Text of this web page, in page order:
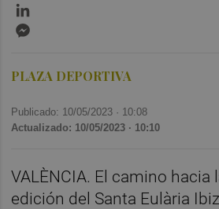
PLAZA DEPORTIVA
Publicado: 10/05/2023 · 10:08
Actualizado: 10/05/2023 · 10:10
VALÈNCIA. El camino hacia
edición del Santa Eulària